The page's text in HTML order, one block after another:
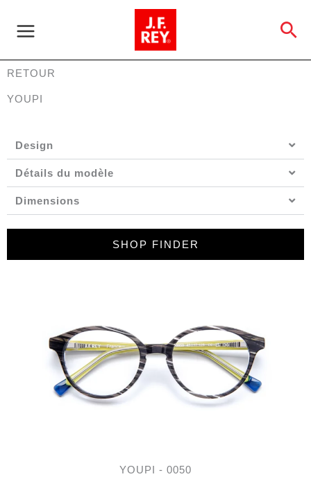
contenu
RETOUR
YOUPI
Design
Détails du modèle
Dimensions
SHOP FINDER
YOUPI - 0050